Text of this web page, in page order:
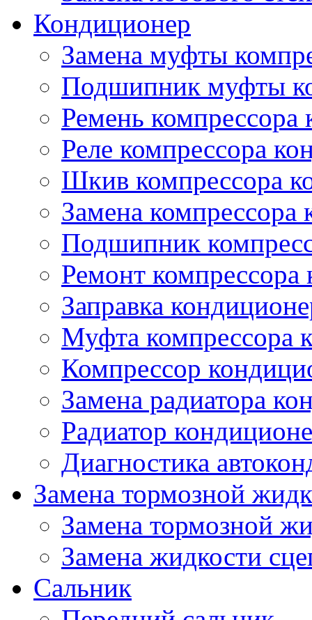
Кондиционер
Замена муфты
Подшипник муфты
Ремень компрессора
Реле компрессора
Шкив компрессора
Замена компрессора
Подшипник
Ремонт компрессора
Заправка
Муфта компрессора
Компрессор
Замена радиатора
Радиатор
Диагностика
Замена тормозной
Замена тормозной
Замена жидкости
Сальник